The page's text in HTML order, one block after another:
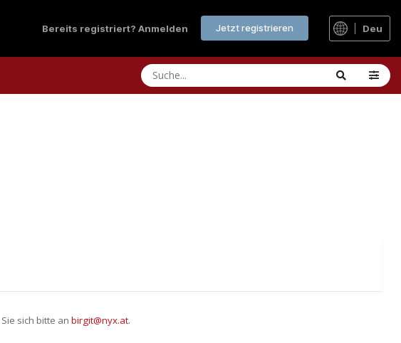
Bereits registriert? Anmelden Jetzt registrieren Deu
sich bitte an birgit@nyx.at.